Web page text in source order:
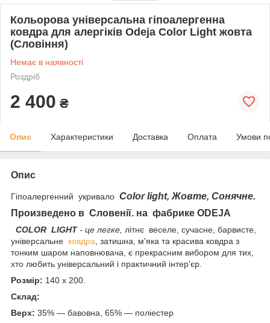
Кольорова універсальна гіпоалергенна
ковдра для алергіків Odeja Color Light жовта
(Словіння)
Немає в наявності
Роздріб
2 400 ₴
Опис Характеристики Доставка Оплата Умови
Опис
Гіпоалергенний укривало Сolor light, Жовте, Сонячне.
Произведено в Словенії. на фабрике ODEJA
COLOR LIGHT- це легке, літнє веселе, сучасне, барвисте,
універсальне ковдра , затишна, м'яка та красива ковдра з
тонким шаром наповнювача, є прекрасним вибором для тих,
хто любить універсальний і практичний інтер'єр.
Розмір: 140 х 200.
Склад:
Верх: 35% — бавовна, 65% — поліестер